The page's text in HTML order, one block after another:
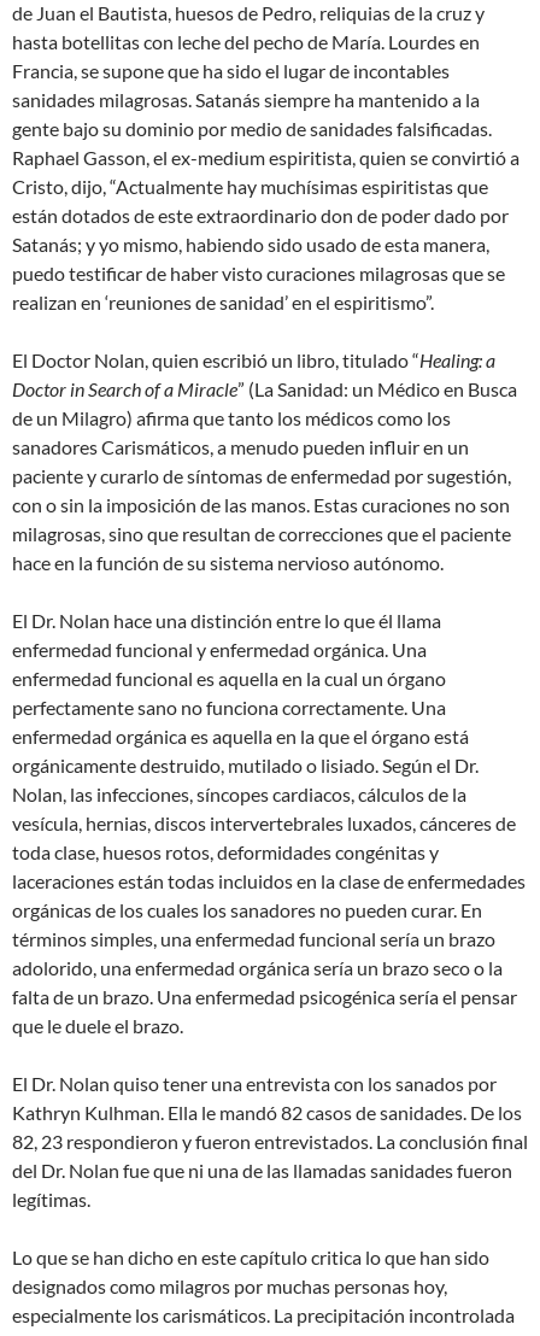
de Juan el Bautista, huesos de Pedro, reliquias de la cruz y
hasta botellitas con leche del pecho de María. Lourdes en
Francia, se supone que ha sido el lugar de incontables
sanidades milagrosas. Satanás siempre ha mantenido a la
gente bajo su dominio por medio de sanidades falsificadas.
Raphael Gasson, el ex-medium espiritista, quien se convirtió a
Cristo, dijo, “Actualmente hay muchísimas espiritistas que
están dotados de este extraordinario don de poder dado por
Satanás; y yo mismo, habiendo sido usado de esta manera,
puedo testificar de haber visto curaciones milagrosas que se
realizan en ‘reuniones de sanidad’ en el espiritismo”.
El Doctor Nolan, quien escribió un libro, titulado “Healing: a
Doctor in Search of a Miracle” (La Sanidad: un Médico en Busca
de un Milagro) afirma que tanto los médicos como los
sanadores Carismáticos, a menudo pueden influir en un
paciente y curarlo de síntomas de enfermedad por sugestión,
con o sin la imposición de las manos. Estas curaciones no son
milagrosas, sino que resultan de correcciones que el paciente
hace en la función de su sistema nervioso autónomo.
El Dr. Nolan hace una distinción entre lo que él llama
enfermedad funcional y enfermedad orgánica. Una
enfermedad funcional es aquella en la cual un órgano
perfectamente sano no funciona correctamente. Una
enfermedad orgánica es aquella en la que el órgano está
orgánicamente destruido, mutilado o lisiado. Según el Dr.
Nolan, las infecciones, síncopes cardiacos, cálculos de la
vesícula, hernias, discos intervertebrales luxados, cánceres de
toda clase, huesos rotos, deformidades congénitas y
laceraciones están todas incluidos en la clase de enfermedades
orgánicas de los cuales los sanadores no pueden curar. En
términos simples, una enfermedad funcional sería un brazo
adolorido, una enfermedad orgánica sería un brazo seco o la
falta de un brazo. Una enfermedad psicogénica sería el pensar
que le duele el brazo.
El Dr. Nolan quiso tener una entrevista con los sanados por
Kathryn Kulhman. Ella le mandó 82 casos de sanidades. De los
82, 23 respondieron y fueron entrevistados. La conclusión final
del Dr. Nolan fue que ni una de las llamadas sanidades fueron
legítimas.
Lo que se han dicho en este capítulo critica lo que han sido
designados como milagros por muchas personas hoy,
especialmente los carismáticos. La precipitación incontrolada